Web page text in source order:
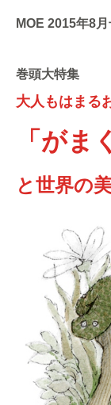
MOE 2015年8
巻頭大特集
大人もはまる
「がま
と世界の